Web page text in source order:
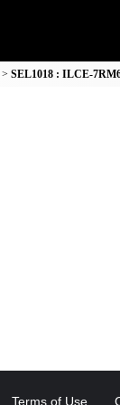
SEL1018 : ILCE-
Terms of Use